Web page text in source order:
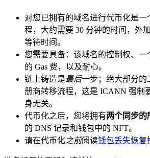
对您已拥有的域名进行代币化是一
程，大约需要 30 分钟的时间，外
等待时间。
您需要具备：该域名的控制权、一
的 Gas 费，以及耐心。
链上铸造是最后一步；绝大部分的
册商转移流程，这是 ICANN 强制
身无关。
代币化之后，您将拥有两个同步的
的 DNS 记录和钱包中的 NFT。
请在代币化之前阅读钱包丢失恢复